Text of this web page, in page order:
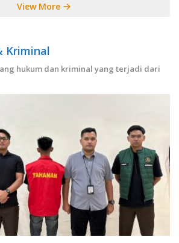
View More
Kriminal
hukum dan kriminal yang terjadi dari